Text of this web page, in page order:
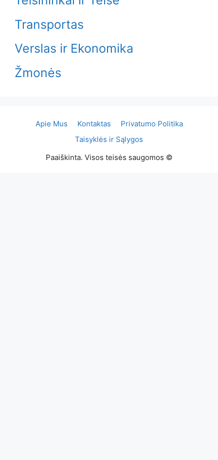
Transportas
Verslas ir Ekonomika
Žmonės
Apie Mus Kontaktas
Privatumo Politika
Taisyklės ir Sąlygos
Paaiškinta. Visos teisės saugomos ©